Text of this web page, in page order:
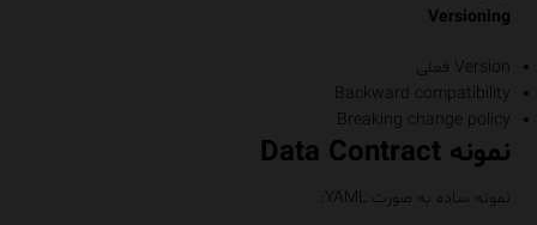
Versioning
Version فعلی
Backward compatibility
Breaking change policy
نمونه Data Contract
نمونه ساده به صورت YAML: